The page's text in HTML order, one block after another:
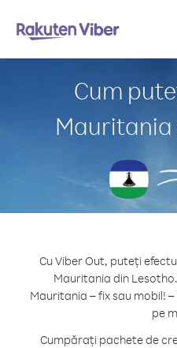
Cum
Mauritania
Cu Viber Out, puteți
Mauritania din Lesotho.
Mauritania – fix sau mobil!
pe
Cumpărați pachete de